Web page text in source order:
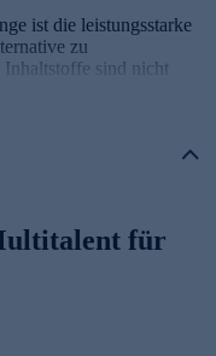
ist die leistungsstarke
zu
sind nicht
einen
poliert und
schmutzabweisend.
abgestimmt.
ist ein Multitalent für
für